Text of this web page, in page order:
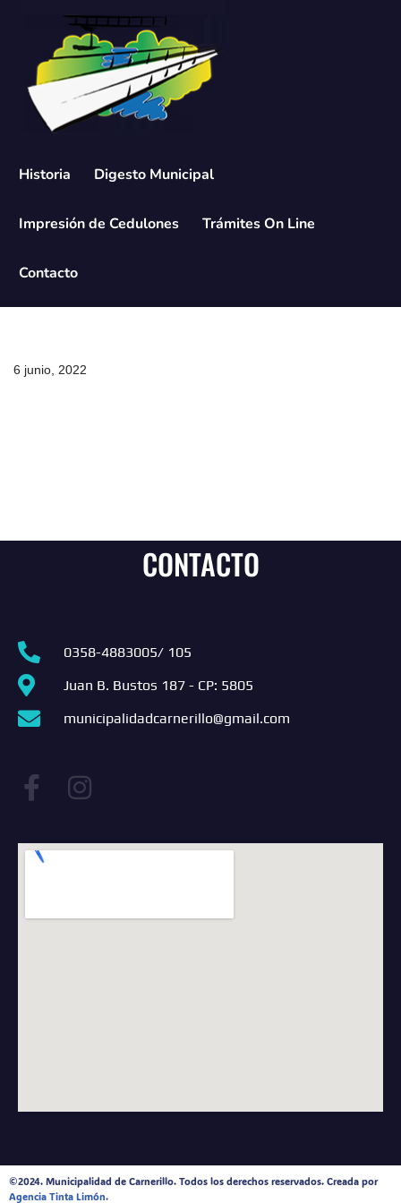
contenido
Historia Digesto Municipal
Impresión de Cedulones Trámites On Line
Contacto
6 junio, 2022
CONTACTO
0358-4883005/ 105
Juan B. Bustos 187 - CP: 5805
municipalidadcarnerillo@gmail.com
©2024. Municipalidad de Carnerillo. Todos los derechos reservados. Creada por
Agencia Tinta Limón.